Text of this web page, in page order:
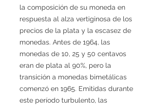
la composición de su moneda en
respuesta al alza vertiginosa de los
precios de la plata y la escasez de
monedas. Antes de 1964, las
monedas de 10, 25 y 50 centavos
eran de plata al 90%, pero la
transición a monedas bimetálicas
comenzó en 1965. Emitidas durante
este período turbulento, las